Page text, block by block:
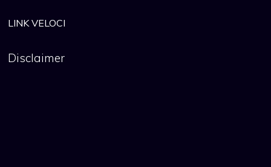
LINK VELOCI
Disclaimer